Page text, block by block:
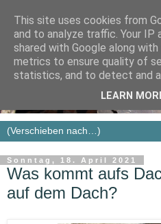
Sonntag, 18. April 2021
Was kommt aufs
auf dem Dach?
This site uses cookies from
and to analyze traffic. Your IP
shared with Google along
metrics to ensure quality of
statistics, and to detect and
LEARN